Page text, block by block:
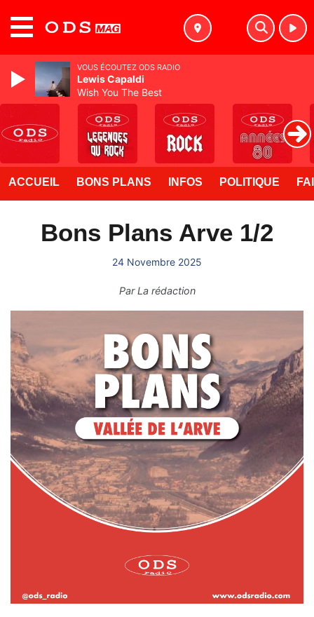
ACCUEIL BONS PLANS INFOS POLITIQUE
Bons Plans Arve 1/2
24 Novembre 2025
ParLa rédaction
VOUS ÉCOUTEZ ODS RADIO
Lewis Capaldi
Wish You The Best